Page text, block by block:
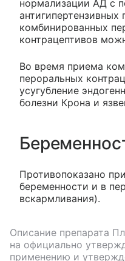
нормализации АД с
антигипертензивных
комбинированных
контрацептивов
Во время приема
пероральных
усугубление
болезни Крона и
Противопоказано
беременности и в
вскармливания).
Описание препарата
на официально
применению и